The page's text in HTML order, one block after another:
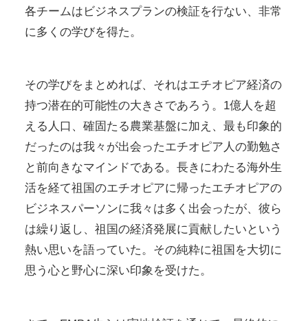
各チームはビジネスプランの検証を行ない、非常
に多くの学びを得た。
その学びをまとめれば、それはエチオピア経済の
持つ潜在的可能性の大きさであろう。1億人を超
える人口、確固たる農業基盤に加え、最も印象的
だったのは我々が出会ったエチオピア人の勤勉さ
と前向きなマインドである。長きにわたる海外生
活を経て祖国のエチオピアに帰ったエチオピアの
ビジネスパーソンに我々は多く出会ったが、彼ら
は繰り返し、祖国の経済発展に貢献したいという
熱い思いを語っていた。その純粋に祖国を大切に
思う心と野心に深い印象を受けた。